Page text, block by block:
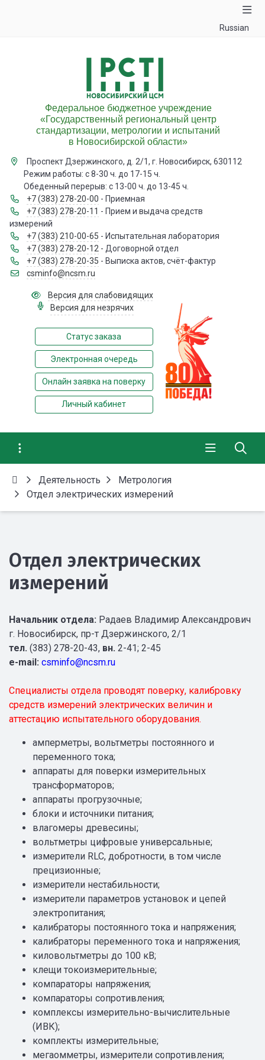
Russian
Федеральное бюджетное учреждение
«Государственный региональный центр
стандартизации, метрологии и испытаний
в Новосибирской области»
Проспект Дзержинского, д. 2/1, г. Новосибирск, 630112
Режим работы: с 8-30 ч. до 17-15 ч.
Обеденный перерыв: с 13-00 ч. до 13-45 ч.
+7 (383) 278-20-00 - Приемная
+7 (383) 278-20-11 - Прием и выдача средств
измерений
+7 (383) 210-00-65 - Испытательная лаборатория
+7 (383) 278-20-12 - Договорной отдел
+7 (383) 278-20-35 - Выписка актов, счёт-фактур
csminfo@ncsm.ru
Версия для слабовидящих
Версия для незрячих
Статус заказа
Электронная очередь
Онлайн заявка на поверку
Личный кабинет
Деятельность
Метрология
Отдел электрических измерений
Отдел электрических
измерений
Начальник отдела: Радаев Владимир Александрович
г. Новосибирск, пр-т Дзержинского, 2/1
тел. (383) 278-20-43, вн. 2-41; 2-45
e-mail: csminfo@ncsm.ru
Специалисты отдела проводят поверку, калибровку
средств измерений электрических величин и
аттестацию испытательного оборудования.
амперметры, вольтметры постоянного и
переменного тока;
аппараты для поверки измерительных
трансформаторов;
аппараты прогрузочные;
блоки и источники питания;
влагомеры древесины;
вольтметры цифровые универсальные;
измерители RLC, добротности, в том числе
прецизионные;
измерители нестабильности;
измерители параметров установок и цепей
электропитания;
калибраторы постоянного тока и напряжения;
калибраторы переменного тока и напряжения;
киловольтметры до 100 кВ;
клещи токоизмерительные;
компараторы напряжения;
компараторы сопротивления;
комплексы измерительно-вычислительные
(ИВК);
комплекты измерительные;
мегаомметры, измерители сопротивления;